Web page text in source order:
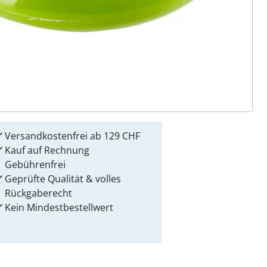
Versandkostenfrei ab 129 CHF
Kauf auf Rechnung
Gebührenfrei
Geprüfte Qualität & volles
Rückgaberecht
Kein Mindest­bestellwert